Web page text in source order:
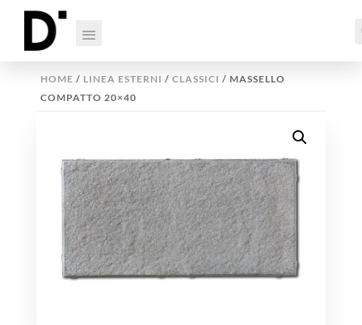
HOME / LINEA ESTERNI / CLASSICI / MASSELLO
COMPATTO 20×40